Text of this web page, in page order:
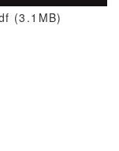
(3.1MB)